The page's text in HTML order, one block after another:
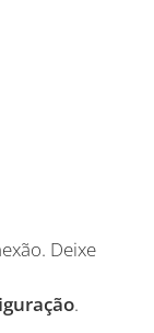
Deixe
.